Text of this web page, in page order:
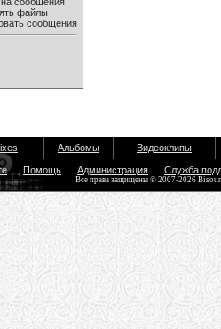
файлы
сообщения
Альбомы Видеоклипы
Помощь Администрация Служба
Все права защищены © 2007-2026